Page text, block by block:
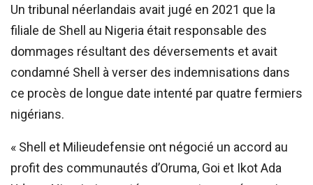
Un tribunal néerlandais avait jugé en 2021 que la
filiale de Shell au Nigeria était responsable des
dommages résultant des déversements et avait
condamné Shell à verser des indemnisations dans
ce procès de longue date intenté par quatre fermiers
nigérians.
« Shell et Milieudefensie ont négocié un accord au
profit des communautés d’Oruma, Goi et Ikot Ada